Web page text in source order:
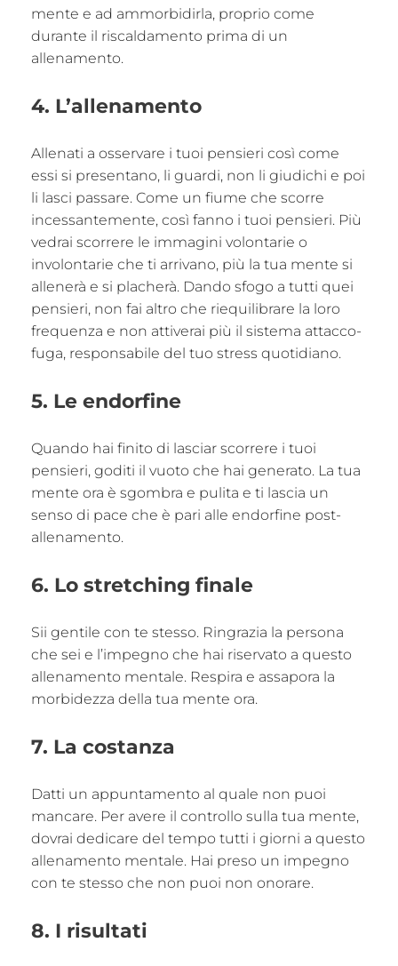
mente e ad ammorbidirla, proprio come
durante il riscaldamento prima di un
allenamento.
4. L’allenamento
Allenati a osservare i tuoi pensieri così come
essi si presentano, li guardi, non li giudichi e poi
li lasci passare. Come un fiume che scorre
incessantemente, così fanno i tuoi pensieri. Più
vedrai scorrere le immagini volontarie o
involontarie che ti arrivano, più la tua mente si
allenerà e si placherà. Dando sfogo a tutti quei
pensieri, non fai altro che riequilibrare la loro
frequenza e non attiverai più il sistema attacco-
fuga, responsabile del tuo stress quotidiano.
5. Le endorfine
Quando hai finito di lasciar scorrere i tuoi
pensieri, goditi il vuoto che hai generato. La tua
mente ora è sgombra e pulita e ti lascia un
senso di pace che è pari alle endorfine post-
allenamento.
6. Lo stretching finale
Sii gentile con te stesso. Ringrazia la persona
che sei e l’impegno che hai riservato a questo
allenamento mentale. Respira e assapora la
morbidezza della tua mente ora.
7. La costanza
Datti un appuntamento al quale non puoi
mancare. Per avere il controllo sulla tua mente,
dovrai dedicare del tempo tutti i giorni a questo
allenamento mentale. Hai preso un impegno
con te stesso che non puoi non onorare.
8. I risultati